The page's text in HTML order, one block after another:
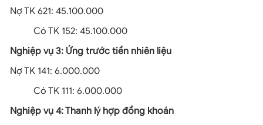
Nợ TK 621: 45.100.000
Có TK 152: 45.100.000
Nghiệp vụ 3: Ứng trước tiền nhiên liệu
Nợ TK 141: 6.000.000
Có TK 111: 6.000.000
Nghiệp vụ 4: Thanh lý hợp đồng khoán